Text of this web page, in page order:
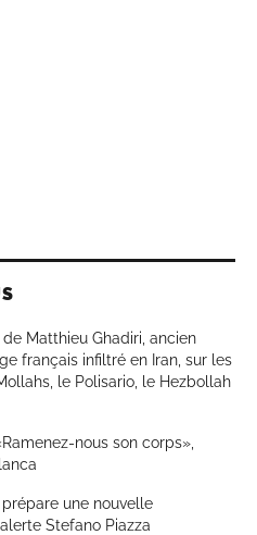
de Matthieu Ghadiri, ancien
français infiltré en Iran, sur les
le Polisario, le Hezbollah
nous son corps»,
une nouvelle
Stefano Piazza